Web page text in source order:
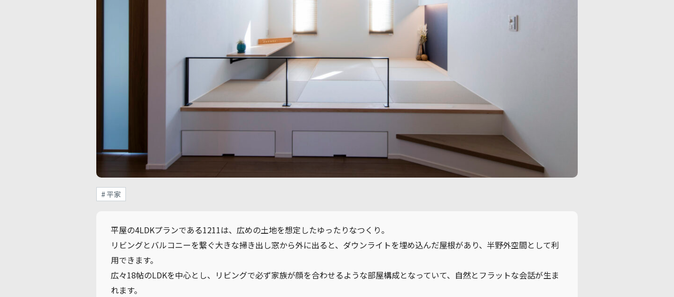
# 平家
平屋の4LDKプランである1211は、広めの土地を想定したゆったりなつくり。
リビングとバルコニーを繋ぐ大きな掃き出し窓から外に出ると、ダウンライトを埋め込んだ屋根があり、半野外空間として利
用できます。
広々18帖のLDKを中心とし、リビングで必ず家族が顔を合わせるような部屋構成となっていて、自然とフラットな会話が生ま
れます。